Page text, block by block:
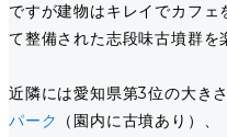
ですが建物はキレイでカフェ
て整備された志段味古墳群を
近隣には愛知県第3位の大き
パーク
（園内に古墳あり）、